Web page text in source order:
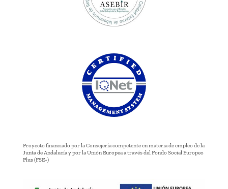
Proyecto financiado por la Consejería competente en materia de empleo de la
Junta de Andalucía y por la Unión Europea a través del Fondo Social Europeo
Plus (FSE+)